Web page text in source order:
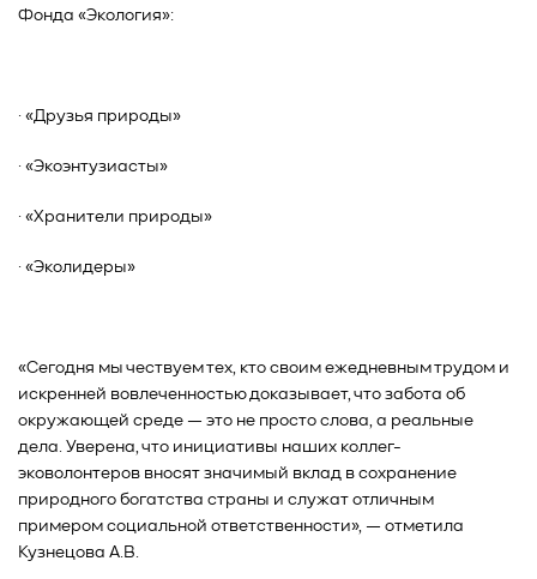
Фонда «Экология»:
· «Друзья природы»
· «Экоэнтузиасты»
· «Хранители природы»
· «Эколидеры»
«Сегодня мы чествуем тех, кто своим ежедневным трудом и
искренней вовлеченностью доказывает, что забота об
окружающей среде — это не просто слова, а реальные
дела. Уверена, что инициативы наших коллег-
эковолонтеров вносят значимый вклад в сохранение
природного богатства страны и служат отличным
примером социальной ответственности», — отметила
Кузнецова А.В.